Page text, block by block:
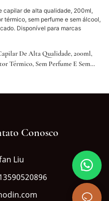
De Alta Qualidade, 200ml,
Térmico, Sem Perfume E Sem
Conosco
Liu